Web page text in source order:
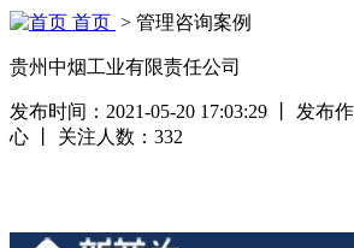
首页 > 管理咨询案例
贵州中烟工业有限责任公司
发布时间：2021-05-20 17:03:29
发布
心
关注人数： 332